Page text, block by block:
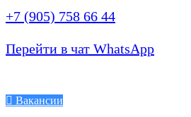
+7 (905) 758 66 44
Перейти в чат WhatsApp
Вакансии